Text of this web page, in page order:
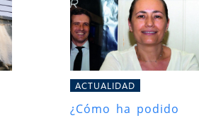
ACTUALIDAD
¿Cómo ha podido